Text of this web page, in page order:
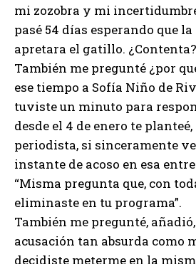
mi zozobra y mi
pasé 54 días esperando que
apretara el gatillo.
También me pregunté ¿por
ese tiempo a Sofía Niño de
tuviste un minuto para
desde el 4 de enero te
periodista, si sinceramente
instante de acoso en esa
“Misma pregunta que, con
eliminaste en tu programa”.
También me pregunté,
acusación tan absurda como
decidiste meterme en la